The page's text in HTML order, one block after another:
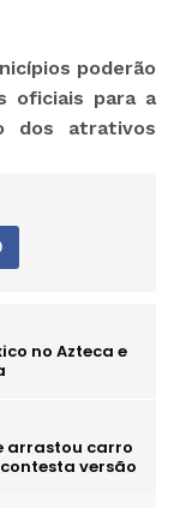
poderão
oficiais para a
dos atrativos
no Azteca e
arrastou carro
versão